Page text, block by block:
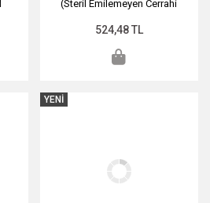
(Steril Emilemeyen Cerrahi
524,48 TL
YENİ